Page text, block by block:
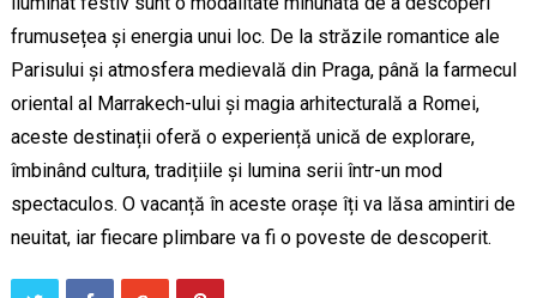
frumusețea și energia unui loc. De la străzile romantice ale
Parisului și atmosfera medievală din Praga, până la farmecul
oriental al Marrakech-ului și magia arhitecturală a Romei,
aceste destinații oferă o experiență unică de explorare,
îmbinând cultura, tradițiile și lumina serii într-un mod
spectaculos. O vacanță în aceste orașe îți va lăsa amintiri de
neuitat, iar fiecare plimbare va fi o poveste de descoperit.